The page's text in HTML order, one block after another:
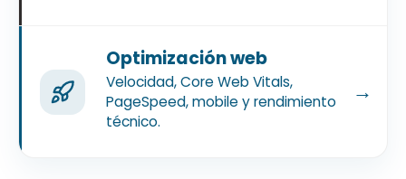
Optimización web
Velocidad, Core Web Vitals,
PageSpeed, mobile y rendimiento
técnico.
→